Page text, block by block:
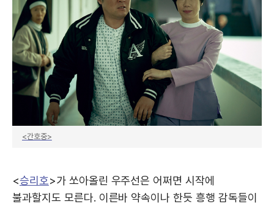
<간호중>
<승리호>가 쏘아올린 우주선은 어쩌면 시작에
불과할지도 모른다. 이른바 약속이나 한듯 흥행 감독들이